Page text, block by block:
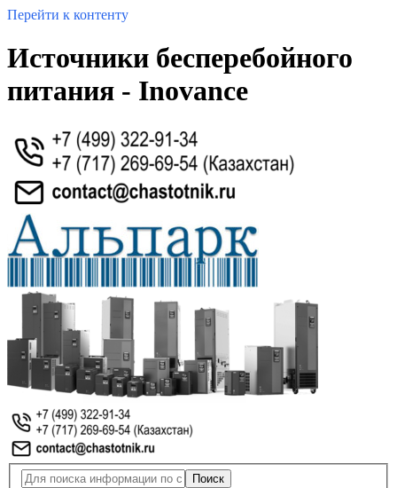
Перейти к контенту
Источники бесперебойного
питания - Inovance
Поиск